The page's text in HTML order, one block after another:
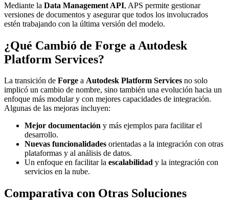
Mediante la Data Management API, APS permite gestionar
versiones de documentos y asegurar que todos los involucrados
estén trabajando con la última versión del modelo.
¿Qué Cambió de Forge a Autodesk
Platform Services?
La transición de Forge a Autodesk Platform Services no solo
implicó un cambio de nombre, sino también una evolución hacia un
enfoque más modular y con mejores capacidades de integración.
Algunas de las mejoras incluyen:
Mejor documentación y más ejemplos para facilitar el
desarrollo.
Nuevas funcionalidades orientadas a la integración con otras
plataformas y al análisis de datos.
Un enfoque en facilitar la escalabilidad y la integración con
servicios en la nube.
Comparativa con Otras Soluciones